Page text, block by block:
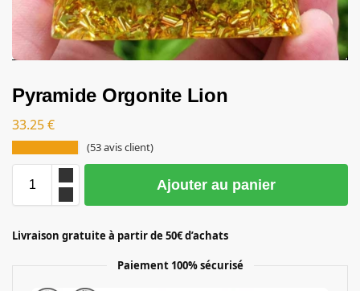
Pyramide Orgonite Lion
33.25€
(53avis client)
Ajouter au panier
Livraison gratuite à partir de 50€ d’achats
Paiement 100% sécurisé